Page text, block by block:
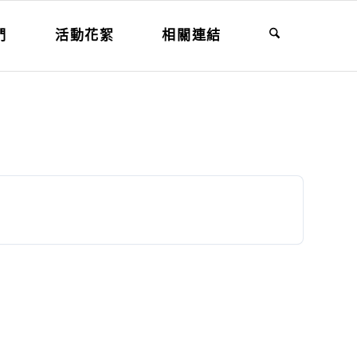
活動花絮 相關連結